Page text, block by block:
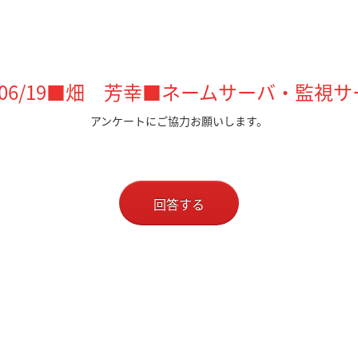
19■畑 芳幸■ネームサーバ・監視サ
アンケートにご協力お願いします。
回答する